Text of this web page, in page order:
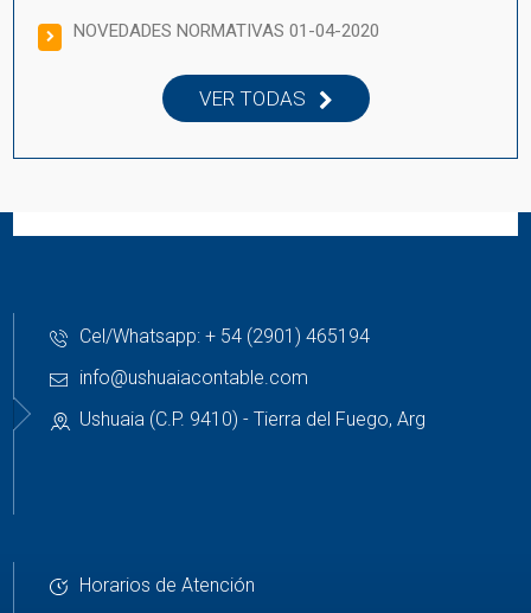
NOVEDADES NORMATIVAS 01-04-2020
VER TODAS
Cel/Whatsapp: + 54 (2901) 465194
info@ushuaiacontable.com
Ushuaia (C.P. 9410) - Tierra del Fuego, Arg
Horarios de Atención